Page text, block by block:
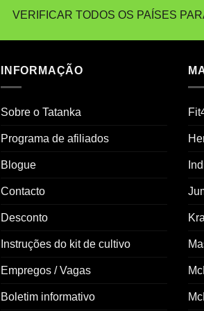
VERIFICAR TODOS OS PAÍSES
INFORMAÇÃO
Sobre o Tatanka
Programa de afiliados
Blogue
Contacto
Desconto
Instruções do kit de cultivo
Empregos / Vagas
Boletim informativo